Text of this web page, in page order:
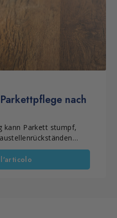
sich Schmutz, Staub,
wirksam entfernen, die
und Oberflächen
Eine gründliche
die ideale
Arbeiten im
nach
kann Parkett stumpf,
Sie jedoch über ein
nachdenken, sollten Sie
Intensivpflege in